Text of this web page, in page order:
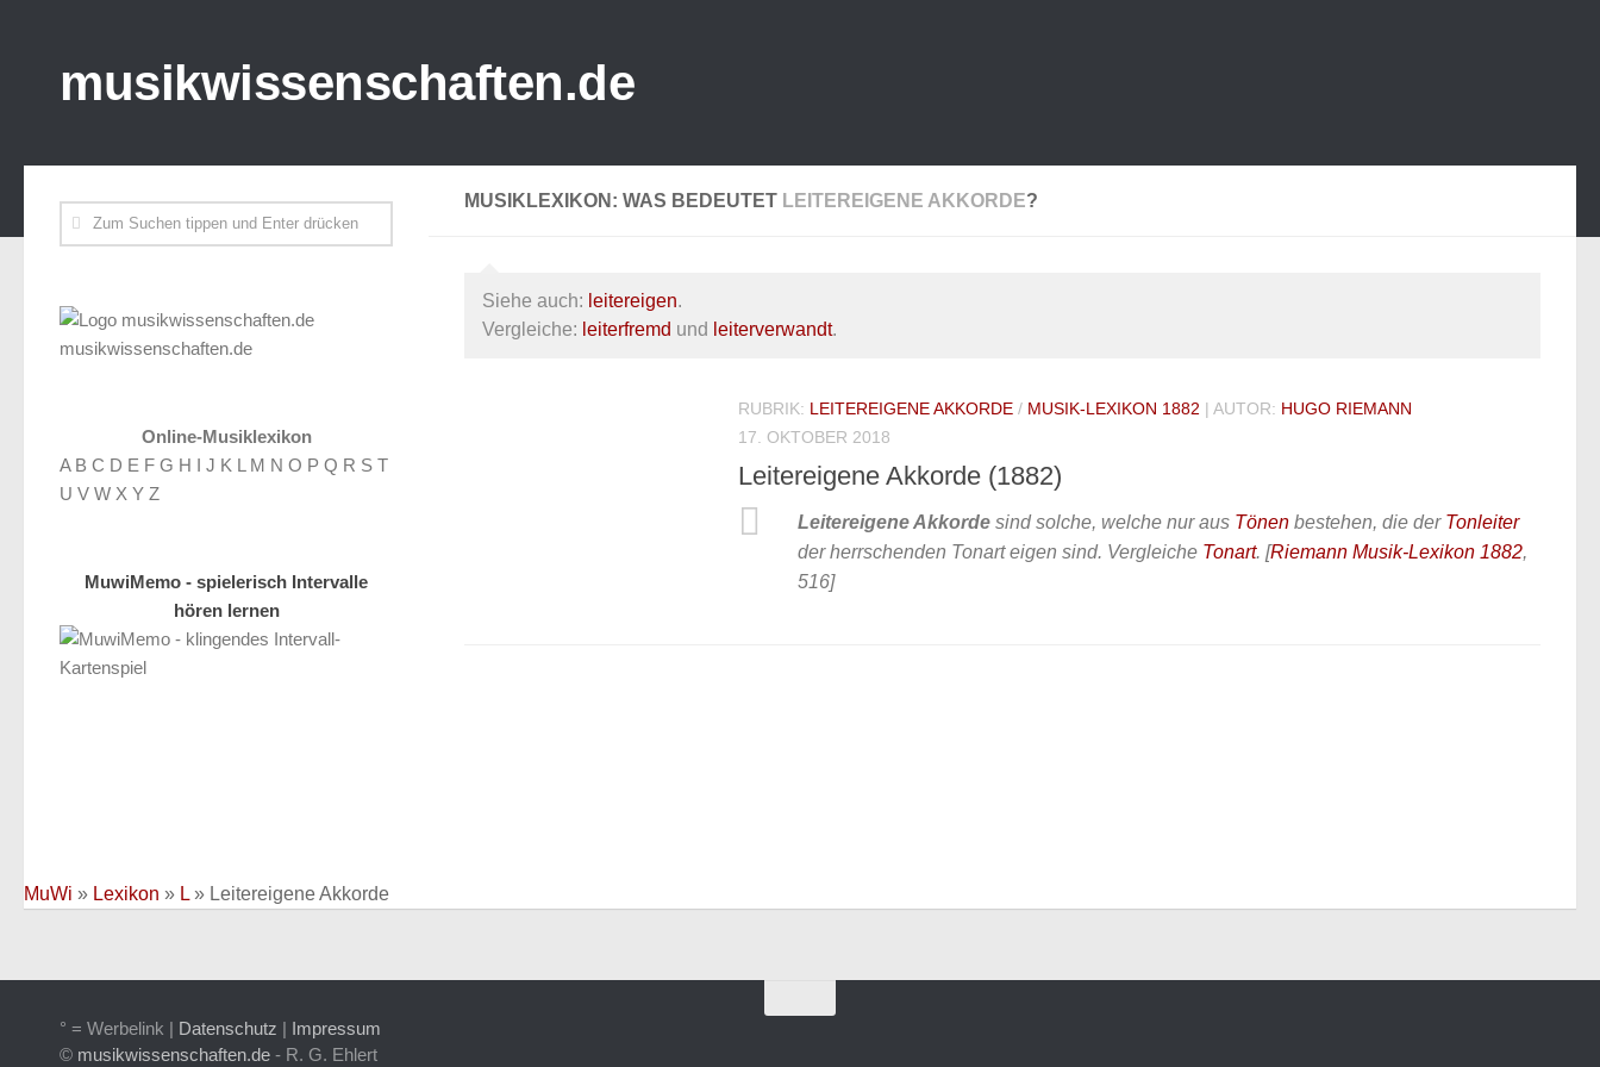
musikwissenschaften.de
MUSIKLEXIKON: WAS BEDEUTET LEITEREIGENE AKKORDE?
Siehe auch: leitereigen.
Vergleiche: leiterfremd und leiterverwandt.
RUBRIK: LEITEREIGENE AKKORDE / MUSIK-LEXIKON 1882 | AUTOR: HUGO RIEMANN
17. OKTOBER 2018
Leitereigene Akkorde (1882)
Leitereigene Akkorde sind solche, welche nur aus Tönen bestehen, die der Tonleiter
der herrschenden Tonart eigen sind. Vergleiche Tonart. [Riemann Musik-Lexikon 1882,
516]
musikwissenschaften.de
Online-Musiklexikon
A B C D E F G H I J K L M N O P Q R S T
U V W X Y Z
MuwiMemo - spielerisch Intervalle
hören lernen
MuWi » Lexikon » L » Leitereigene Akkorde
° = Werbelink | Datenschutz | Impressum
© musikwissenschaften.de - R. G. Ehlert